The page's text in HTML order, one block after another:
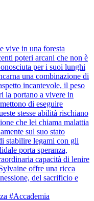
vive in una foresta
poteri arcani che non è
per i suoi lunghi
una combinazione di
incantevole, il peso
la portano a vivere in
di eseguire
stesse abilità rischiano
che lei chiama malattia
sul suo stato
stabilire legami con gli
porta speranza,
capacità di lenire
offre una ricca
del sacrificio e
#Accademia